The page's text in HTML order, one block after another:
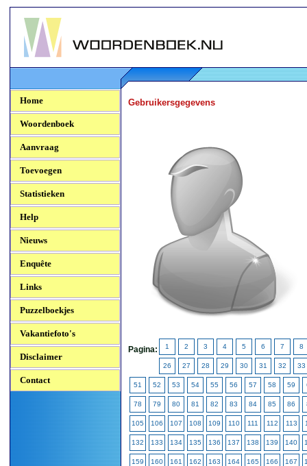
Woordenboek.NU
Home
Woordenboek
Aanvraag
Toevoegen
Statistieken
Help
Nieuws
Enquête
Links
Puzzelboekjes
Vakantiefoto's
Disclaimer
Contact
Gebruikersgegevens
Pagina: 1 2 3 4 5 6 7 8
26 27 28 29 30 31 32 33
51 52 53 54 55 56 57 58 59
78 79 80 81 82 83 84 85 86
105 106 107 108 109 110 111 112 113
132 133 134 135 136 137 138 139 140
159 160 161 162 163 164 165 166 167